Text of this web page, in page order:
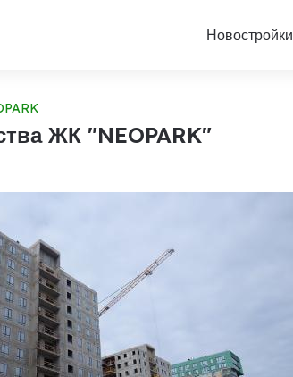
Новостройки
ЖК "NEOPARK"